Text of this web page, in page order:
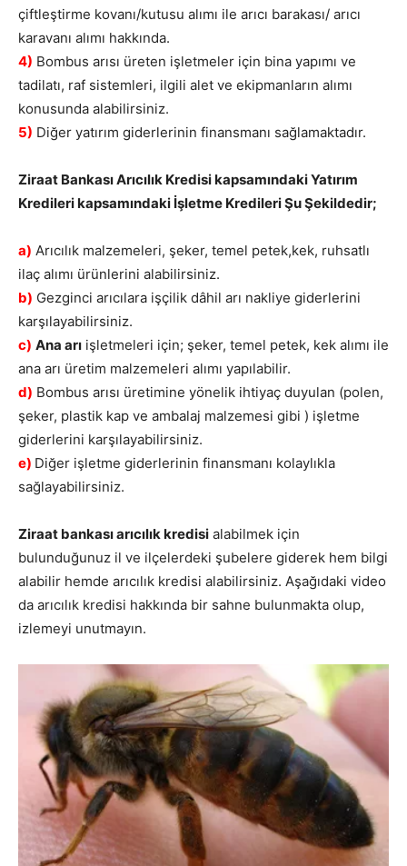
çiftleştirme kovanı/kutusu alımı ile arıcı barakası/ arıcı
karavanı alımı hakkında.
4) Bombus arısı üreten işletmeler için bina yapımı ve
tadilatı, raf sistemleri, ilgili alet ve ekipmanların alımı
konusunda alabilirsiniz.
5) Diğer yatırım giderlerinin finansmanı sağlamaktadır.
Ziraat Bankası Arıcılık Kredisi kapsamındaki Yatırım
Kredileri kapsamındaki İşletme Kredileri Şu Şekildedir;
a) Arıcılık malzemeleri, şeker, temel petek,kek, ruhsatlı
ilaç alımı ürünlerini alabilirsiniz.
b) Gezginci arıcılara işçilik dâhil arı nakliye giderlerini
karşılayabilirsiniz.
c) Ana arı işletmeleri için; şeker, temel petek, kek alımı ile
ana arı üretim malzemeleri alımı yapılabilir.
d) Bombus arısı üretimine yönelik ihtiyaç duyulan (polen,
şeker, plastik kap ve ambalaj malzemesi gibi ) işletme
giderlerini karşılayabilirsiniz.
e) Diğer işletme giderlerinin finansmanı kolaylıkla
sağlayabilirsiniz.
Ziraat bankası arıcılık kredisi alabilmek için
bulunduğunuz il ve ilçelerdeki şubelere giderek hem bilgi
alabilir hemde arıcılık kredisi alabilirsiniz. Aşağıdaki video
da arıcılık kredisi hakkında bir sahne bulunmakta olup,
izlemeyi unutmayın.